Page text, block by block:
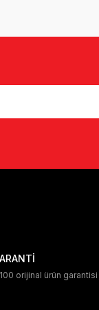
orijinal ürün garantisi